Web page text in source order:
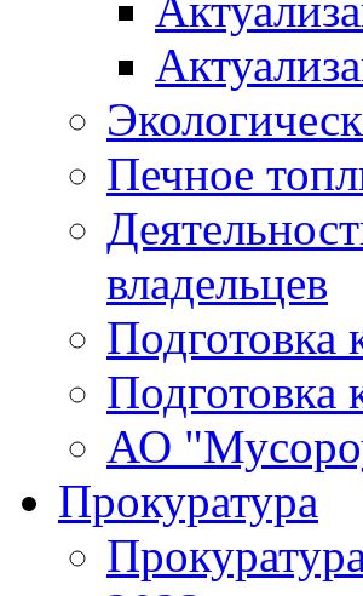
Печное
владельцев
Подготовка
Подготовка
АО
Прокуратура